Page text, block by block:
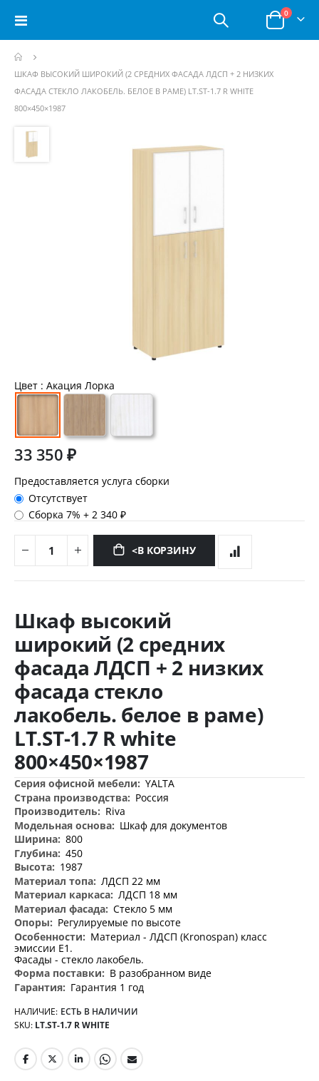
Toggle
Корзина
0позиции
ШКАФ ВЫСОКИЙ ШИРОКИЙ (2 СРЕДНИХ ФАСАДА ЛДСП + 2 НИЗКИХ
ФАСАДА СТЕКЛО ЛАКОБЕЛЬ. БЕЛОЕ В РАМЕ) LT.ST-1.7 R WHITE
800×450×1987
Пропустить
перейти
Цвет : Акация Лорка
33 350 ₽
Предоставляется услуга сборки
Отсутствует
Сборка 7%+2 340 ₽
<В КОРЗИНУ
началу
изображений
Шкаф высокий
широкий (2 средних
фасада ЛДСП + 2 низких
фасада стекло
лакобель. белое в раме)
LT.ST-1.7 R white
800×450×1987
Дополнительная
информация
YALTA
Россия
Riva
Шкаф для документов
800
450
1987
ЛДСП 22 мм
ЛДСП 18 мм
Стекло 5 мм
Регулируемые по высоте
Материал - ЛДСП (Kronospan) класс
эмиссии Е1.
Фасады - стекло лакобель.
В разобранном виде
Гарантия 1 год
НАЛИЧИЕ: ЕСТЬ В НАЛИЧИИ
SKU LT.ST-1.7 R WHITE